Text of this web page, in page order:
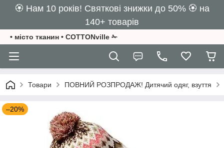
🏵️ Нам 10 років! Святкові знижки до 50% 🏵️ на
140+ товарів
• місто тканин • COTTONville ✁
Товари ПОВНИЙ РОЗПРОДАЖ! Дитячий одяг, взуття
–20%